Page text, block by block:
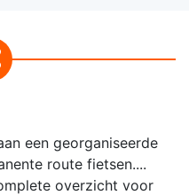
een georganiseerde
route fietsen....
overzicht voor